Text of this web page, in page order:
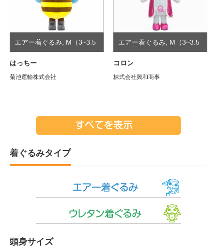
エアー着ぐるみ M（3~3.5
頭身）
はっちー
菊池運輸株式会社
エアー着ぐるみ M（3~3.5
頭身）
コロン
株式会社興和商事
着ぐるみタイプ
頭身サイズ